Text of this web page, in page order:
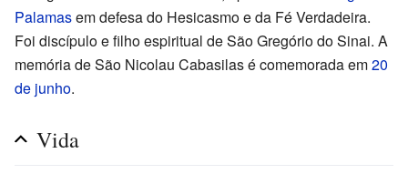
Palamasem defesa do Hesicasmo e da Fé Verdadeira.
Foi discípulo e filho espiritual de São Gregório do Sinai. A
memória de São Nicolau Cabasilas é comemorada em20
de junho.
Vida